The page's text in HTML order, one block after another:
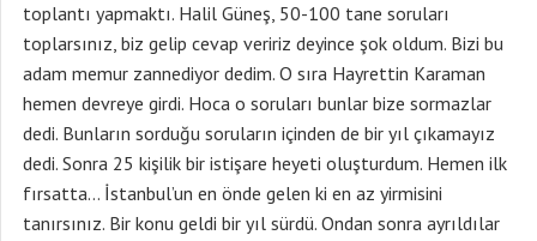
toplantı yapmaktı. Halil Güneş, 50-100 tane soruları
toplarsınız, biz gelip cevap veririz deyince şok oldum. Bizi bu
adam memur zannediyor dedim. O sıra Hayrettin Karaman
hemen devreye girdi. Hoca o soruları bunlar bize sormazlar
dedi. Bunların sorduğu soruların içinden de bir yıl çıkamayız
dedi. Sonra 25 kişilik bir istişare heyeti oluşturdum. Hemen ilk
fırsatta… İstanbul’un en önde gelen ki en az yirmisini
tanırsınız. Bir konu geldi bir yıl sürdü. Ondan sonra ayrıldılar